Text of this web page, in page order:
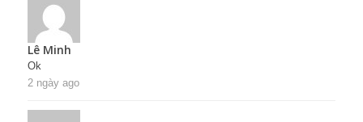
Lê Minh
Ok
2 ngày ago